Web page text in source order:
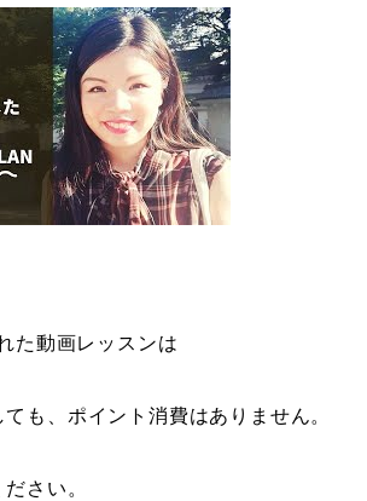
た動画レッスンは
も、ポイント消費はありません。
さい。